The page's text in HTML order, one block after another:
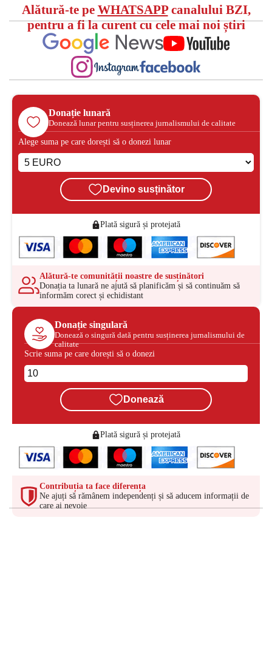
Alătură-te pe WHATSAPPcanalului BZI,
pentru a fi la curent cu cele mai noi știri
Donație lunară
Donează lunar pentru susținerea jurnalismului de calitate
Alege suma pe care dorești să o donezi lunar
Devino susținător
Plată sigură și protejată
Alătură-te comunității noastre de susținători
Donația ta lunară ne ajută să planificăm și să continuăm să
informăm corect și echidistant
Donație singulară
Donează o singură dată pentru susținerea jurnalismului de
calitate
Scrie suma pe care dorești să o donezi
Donează
Plată sigură și protejată
Contribuția ta face diferența
Ne ajuți să rămânem independenți și să aducem informații de
care ai nevoie